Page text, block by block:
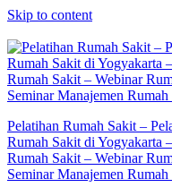
Skip to content
Pelatihan Rumah Sakit –
Rumah Sakit di Yogyakarta
Rumah Sakit – Webinar
Seminar Manajemen Rumah